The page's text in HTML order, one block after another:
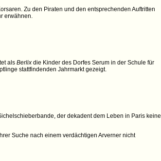
Zu den Piraten und den entsprechenden Auftritten
erwähnen.
als Berlix die Kinder des Dorfes Serum in der Schule für
stattfindenden Jahrmarkt gezeigt.
der dekadent dem Leben in Paris keine
Suche nach einem verdächtigen Arverner nicht